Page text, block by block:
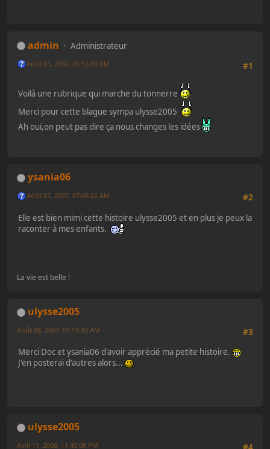
admin
Administrateur
#1
Août 01, 2007, 06:55:30 AM
Voilà une rubrique qui marche du tonnerre
Merci pour cette blague sympa ulysse2005
Ah oui,on peut pas dire ça nous changes les idées
ysania06
#2
Août 07, 2007, 07:45:22 AM
Elle est bien mimi cette histoire ulysse2005 et en plus je peux la
raconter à mes enfants.
La vie est belle !
ulysse2005
#3
Août 08, 2007, 04:19:43 AM
Merci Doc et ysania06 d'avoir apprécié ma petite histoire.
J'en posterai d'autres alors...
ulysse2005
Avril 11, 2008, 11:40:08 PM